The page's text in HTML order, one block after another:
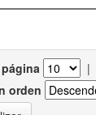
|
orden